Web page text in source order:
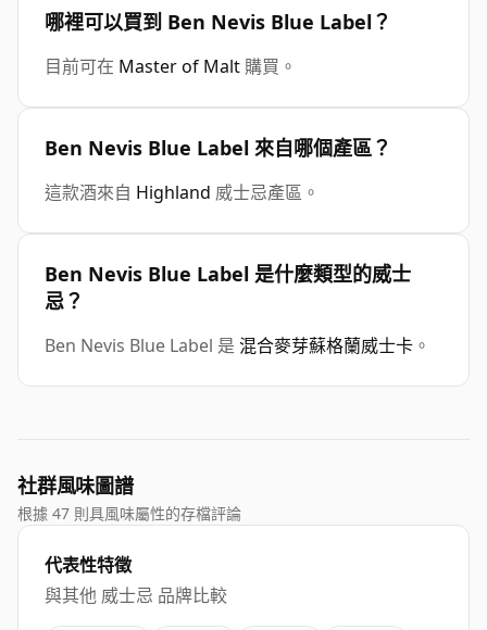
哪裡可以買到 Ben Nevis Blue Label？
目前可在 Master of Malt 購買。
Ben Nevis Blue Label 來自哪個產區？
這款酒來自 Highland 威士忌產區。
Ben Nevis Blue Label 是什麼類型的威士
忌？
Ben Nevis Blue Label 是 混合麥芽蘇格蘭威士卡 。
社群風味圖譜
根據 47 則具風味屬性的存檔評論
代表性特徵
與其他 威士忌 品牌比較